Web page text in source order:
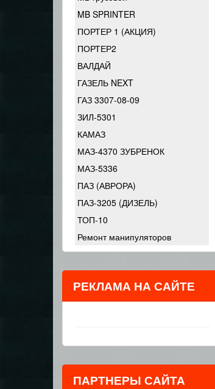
MB SPRINTER
ПОРТЕР 1 (АКЦИЯ)
ПОРТЕР2
ВАЛДАЙ
ГАЗЕЛЬ NEXT
ГАЗ 3307-08-09
ЗИЛ-5301
КАМАЗ
МАЗ-4370 ЗУБРЕНОК
МАЗ-5336
ПАЗ (АВРОРА)
ПАЗ-3205 (ДИЗЕЛЬ)
ТОП-10
Ремонт манипуляторов
РЕКЛАМА НА САЙТЕ
ПАРТНЕРЫ САЙТА